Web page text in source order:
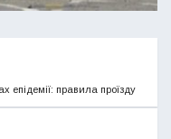
епідемії: правила проїзду